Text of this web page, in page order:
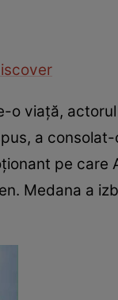
o viață,
a
pe care
Medana a